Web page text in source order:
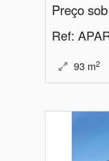
Preço
Ref:
93 m2